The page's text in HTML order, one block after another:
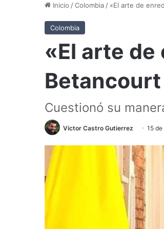
Inicio /Colombia / «El arte de
Colombia
«El arte
Cuestionó su
Víctor Castro Gutierrez 15